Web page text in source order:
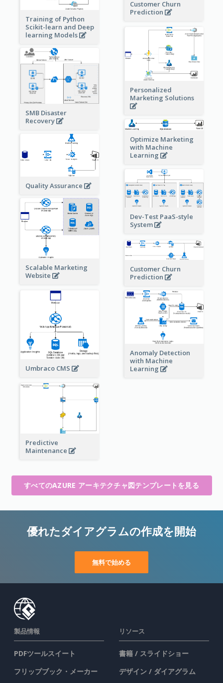
Training of Python
Scikit-learn and Deep
learning Models
Customer Churn
Prediction
Personalized
Marketing Solutions
SMB Disaster
Recovery
Optimize Marketing
with Machine
Learning
Quality Assurance
Dev-Test PaaS-style
System
Scalable Marketing
Website
Customer Churn
Prediction
Umbraco CMS
Anomaly Detection
with Machine
Learning
Predictive
Maintenance
すべてのAZURE アーキテクチャ図テンプレートを見る
優れたダイアグラムの作成を開始
無料で始める
製品情報
PDFツールスイート
フリップブック・メーカー
リソース
書籍 / スライドショー
デザイン / ダイアグラム